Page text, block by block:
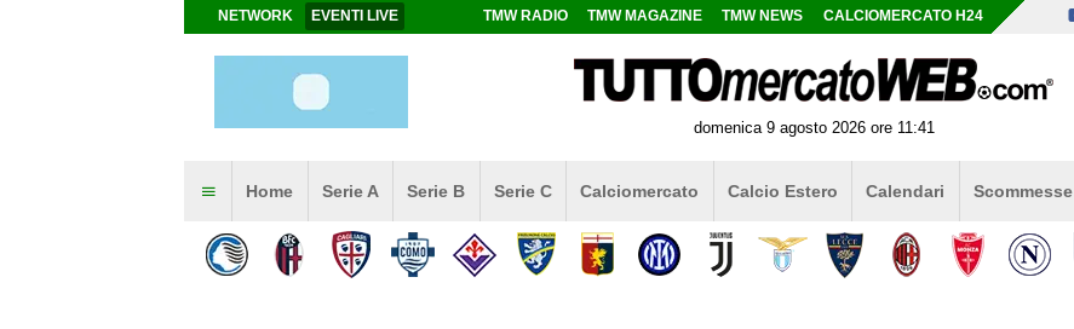
NETWORK EVENTI LIVE TMW RADIO TMW MAGAZINE TMW NEWS CALCIOMERCATO H24
domenica 9 agosto 2026 ore 11:41
Home Serie A Serie B Serie C Calciomercato Calcio Estero Calendari Scommesse